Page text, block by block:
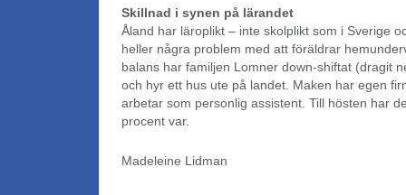
Skillnad i synen på lärandet
Åland har läroplikt – inte skolplikt som i Sverige
heller några problem med att föräldrar
balans har familjen Lomner down-shiftat (dragit
och hyr ett hus ute på landet. Maken har egen
arbetar som personlig assistent. Till hösten har
procent var.
Madeleine Lidman